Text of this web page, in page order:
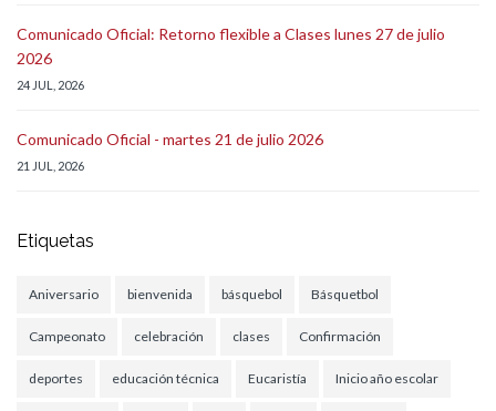
Comunicado Oficial: Retorno flexible a Clases lunes 27 de julio
2026
24 JUL, 2026
Comunicado Oficial - martes 21 de julio 2026
21 JUL, 2026
Etiquetas
Aniversario bienvenida básquebol Básquetbol
Campeonato celebración clases Confirmación
deportes educación técnica Eucaristía Inicio año escolar